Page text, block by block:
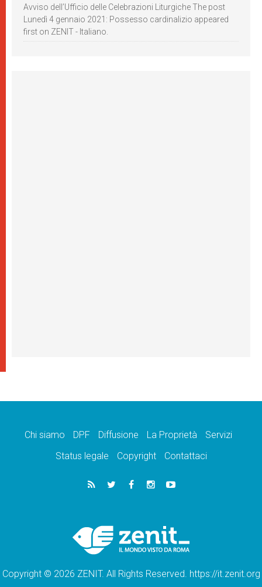
Avviso dell’Ufficio delle Celebrazioni Liturgiche The post
Lunedì 4 gennaio 2021: Possesso cardinalizio appeared
first on ZENIT - Italiano.
Chi siamo DPF Diffusione La Proprietà
Servizi
Status legale
Copyright Contattaci
Copyright © 2026 ZENIT. All Rights Reserved. https://it.zenit.org